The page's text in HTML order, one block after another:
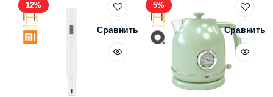
265
000 сум.
000 сум.
12%
Сравнить
5%
Сравнить